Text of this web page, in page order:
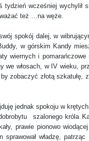
tydzień wcześniej
też …na węże.
dalej, w wibrującym
w górskim Kandy
wiernych i
we włosach, w IV wieku,
zobaczyć złotą szkatułę,
spokoju w krętych
szalonego króla
prawie pionowo
sprawował władzę,